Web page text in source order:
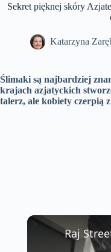
Sekret pięknej skóry
Katarzyna
Ślimaki są najbardziej
krajach azjatyckich
talerz, ale kobiety czerpią